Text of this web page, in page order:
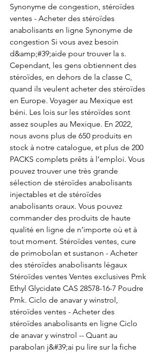
Synonyme de congestion, stéroïdes
ventes - Acheter des stéroïdes
anabolisants en ligne Synonyme de
congestion Si vous avez besoin
d&amp;#39;aide pour trouver la s.
Cependant, les gens obtiennent des
stéroïdes, en dehors de la classe C,
quand ils veulent acheter des stéroïdes
en Europe. Voyager au Mexique est
béni. Les lois sur les stéroïdes sont
assez souples au Mexique. En 2022,
nous avons plus de 650 produits en
stock à notre catalogue, et plus de 200
PACKS complets prêts à l’emploi. Vous
pouvez trouver une très grande
sélection de stéroïdes anabolisants
injectables et de stéroïdes
anabolisants oraux. Vous pouvez
commander des produits de haute
qualité en ligne de n’importe où et à
tout moment. Stéroïdes ventes, cure
de primobolan et sustanon - Acheter
des stéroïdes anabolisants légaux
Stéroïdes ventes Ventes exclusives Pmk
Ethyl Glycidate CAS 28578-16-7 Poudre
Pmk. Ciclo de anavar y winstrol,
stéroïdes ventes - Acheter des
stéroïdes anabolisants en ligne Ciclo
de anavar y winstrol -- Quant au
parabolan j&#39;ai pu lire sur la fiche